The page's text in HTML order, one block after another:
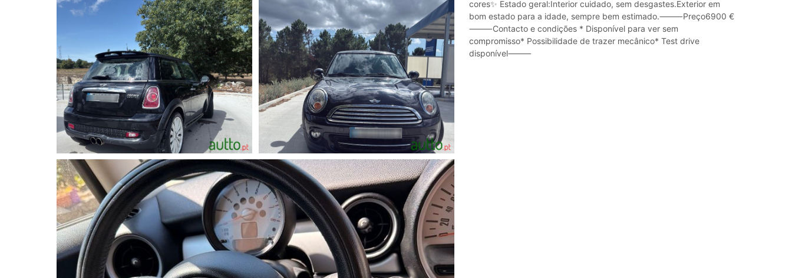
cores✨ Estado geral:Interior cuidado, sem desgastes.Exterior em
bom estado para a idade, sempre bem estimado.⸻Preço6900 €
⸻Contacto e condições * Disponível para ver sem
compromisso* Possibilidade de trazer mecânico* Test drive
disponível⸻